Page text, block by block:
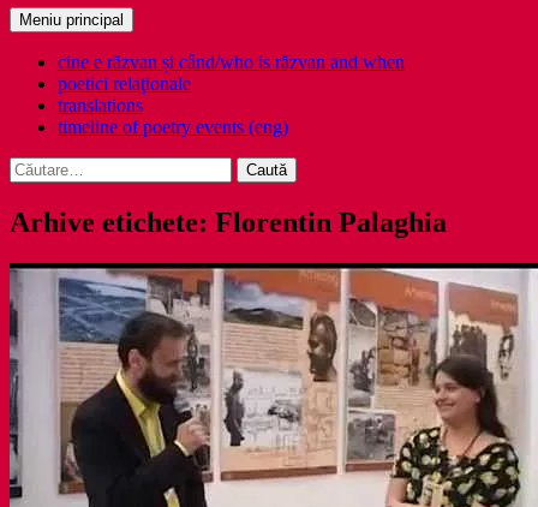
Caută
Meniu principal
cine e răzvan și când/who is răzvan and when
poetici relaţionale
translations
timeline of poetry events (eng)
Caută
după:
Arhive etichete: Florentin Palaghia